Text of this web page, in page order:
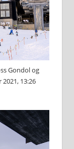
Gondol og
13:26